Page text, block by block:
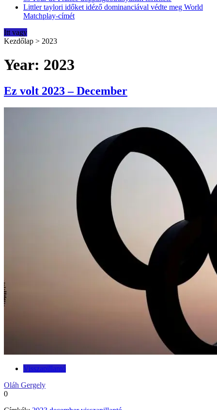
Littler taylori időket idéző dominanciával védte meg World
Matchplay-címét
Itt vagy
Kezdőlap > 2023
Year: 2023
Ez volt 2023 – December
Visszapillantó
Oláh Gergely
0